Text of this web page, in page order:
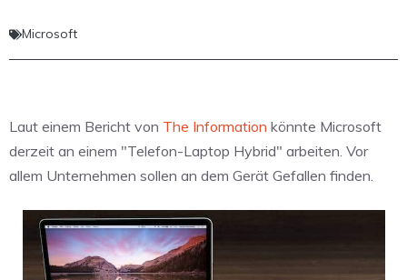
Microsoft
Laut einem Bericht von The Information könnte Microsoft
derzeit an einem "Telefon-Laptop Hybrid" arbeiten. Vor
allem Unternehmen sollen an dem Gerät Gefallen finden.